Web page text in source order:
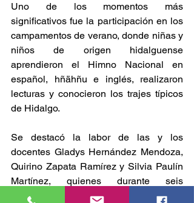
Uno de los momentos más
significativos fue la participación en los
campamentos de verano, donde niñas y
niños de origen hidalguense
aprendieron el Himno Nacional en
español, hñähñu e inglés, realizaron
lecturas y conocieron los trajes típicos
de Hidalgo.
Se destacó la labor de las y los
docentes Gladys Hernández Mendoza,
Quirino Zapata Ramírez y Silvia Paulín
Martínez, quienes durante seis
semanas compartieron conocimientos,